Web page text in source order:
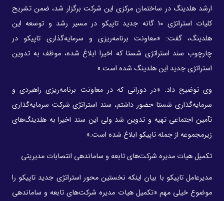
ارشد هلدینگ در ساختمان مرکزی این شرکت برگزار شد، ضمن تشریح
کلیات استراتژی 10 گانه جدید تاپیکو در مسیر رشد و توسعه این
هلدینگ، گفت: «معاونت برنامه‌ریزی و سرمایه‌گذاری تاپیکو در
چارچوب سند استراتژی شستا که اخیرا ابلاغ شده، موظف به تدوین
استراتژی جدید این هلدینگ شده است.»
وی توضیح داد: «در دورانی که در معاونت برنامه‌ریزی راهبردی و
سرمایه‌گذاری شستا حضور داشتم، سند استراتژی شرکت سرمایه‌گذاری
تآمین اجتماعی تهیه و تدوین شد ولی این سند اخیرا به هلدینگ‌های
زیرمجموعه از جمله تاپیکو ابلاغ شده است.»
تکمیل هیات مدیره‌ شرکت‌های تابعه و ساماندهی انتصابات مدیریتی
مدیرعامل تاپیکو با بیان اینکه نخستین محور استراتژی جدید تاپیکو را
موضوع خیلی مهم «تکمیل هیات مدیره‌ شرکت‌های تابعه و ساماندهی